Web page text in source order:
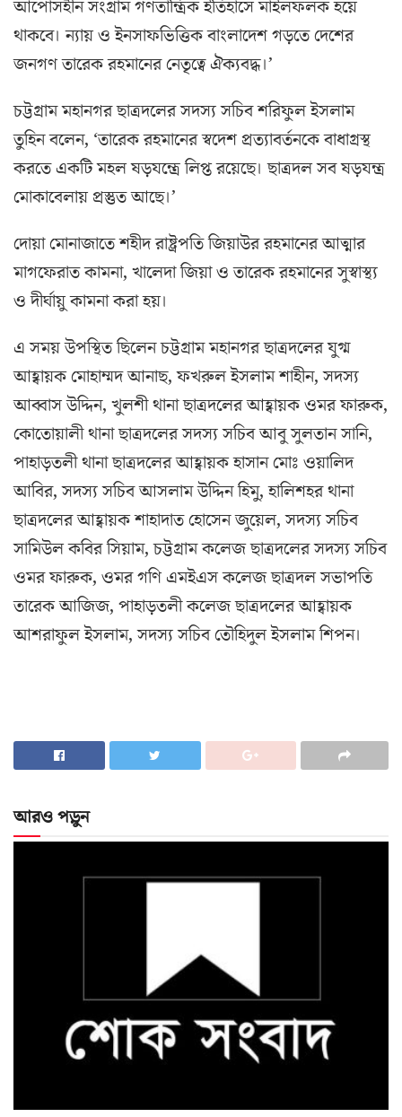
আপোসহীন সংগ্রাম গণতান্ত্রিক ইতিহাসে মাইলফলক হয়ে
থাকবে। ন্যায় ও ইনসাফভিত্তিক বাংলাদেশ গড়তে দেশের
জনগণ তারেক রহমানের নেতৃত্বে ঐক্যবদ্ধ।’
চট্টগ্রাম মহানগর ছাত্রদলের সদস্য সচিব শরিফুল ইসলাম
তুহিন বলেন, ‘তারেক রহমানের স্বদেশ প্রত্যাবর্তনকে বাধাগ্রস্থ
করতে একটি মহল ষড়যন্ত্রে লিপ্ত রয়েছে। ছাত্রদল সব ষড়যন্ত্র
মোকাবেলায় প্রস্তুত আছে।’
দোয়া মোনাজাতে শহীদ রাষ্ট্রপতি জিয়াউর রহমানের আত্মার
মাগফেরাত কামনা, খালেদা জিয়া ও তারেক রহমানের সুস্বাস্থ্য
ও দীর্ঘায়ু কামনা করা হয়।
এ সময় উপস্থিত ছিলেন চট্টগ্রাম মহানগর ছাত্রদলের যুগ্ম
আহ্বায়ক মোহাম্মদ আনাছ, ফখরুল ইসলাম শাহীন, সদস্য
আব্বাস উদ্দিন, খুলশী থানা ছাত্রদলের আহ্বায়ক ওমর ফারুক,
কোতোয়ালী থানা ছাত্রদলের সদস্য সচিব আবু সুলতান সানি,
পাহাড়তলী থানা ছাত্রদলের আহ্বায়ক হাসান মোঃ ওয়ালিদ
আবির, সদস্য সচিব আসলাম উদ্দিন হিমু, হালিশহর থানা
ছাত্রদলের আহ্বায়ক শাহাদাত হোসেন জুয়েল, সদস্য সচিব
সামিউল কবির সিয়াম, চট্টগ্রাম কলেজ ছাত্রদলের সদস্য সচিব
ওমর ফারুক, ওমর গণি এম‌ই‌এস কলেজ ছাত্রদল সভাপতি
তারেক আজিজ, পাহাড়তলী কলেজ ছাত্রদলের আহ্বায়ক
আশরাফুল ইসলাম, সদস্য সচিব তৌহিদুল ইসলাম শিপন।
আরও পড়ুন